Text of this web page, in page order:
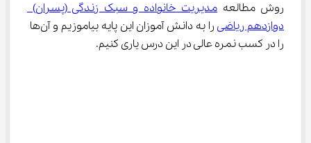
روش مطالعه مدیریت خانواده و سبک زندگی (پسران)
دوازدهم ریاضی
را به دانش آموزان این پایه بیاموزیم و آن‌ها
را در کسب نمره عالی در این درس یاری کنیم.